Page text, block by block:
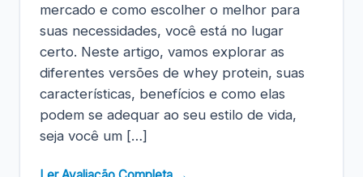
mercado e como escolher o melhor para
suas necessidades, você está no lugar
certo. Neste artigo, vamos explorar as
diferentes versões de whey protein, suas
características, benefícios e como elas
podem se adequar ao seu estilo de vida,
seja você um […]